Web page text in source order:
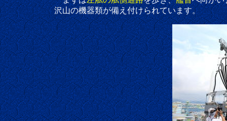
沢山の機器類が備え付けられています。